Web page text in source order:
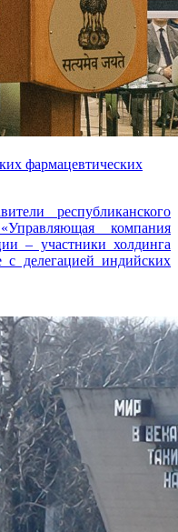
фармацевтических
республиканского
компания
– участники холдинга
с делегацией индийских